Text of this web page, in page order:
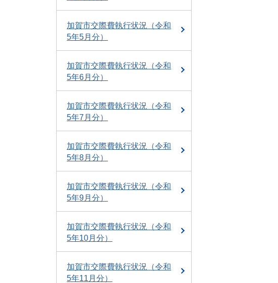
加賀市交際費執行状況（令和
5年5月分）
加賀市交際費執行状況（令和
5年6月分）
加賀市交際費執行状況（令和
5年7月分）
加賀市交際費執行状況（令和
5年8月分）
加賀市交際費執行状況（令和
5年9月分）
加賀市交際費執行状況（令和
5年10月分）
加賀市交際費執行状況（令和
5年11月分）